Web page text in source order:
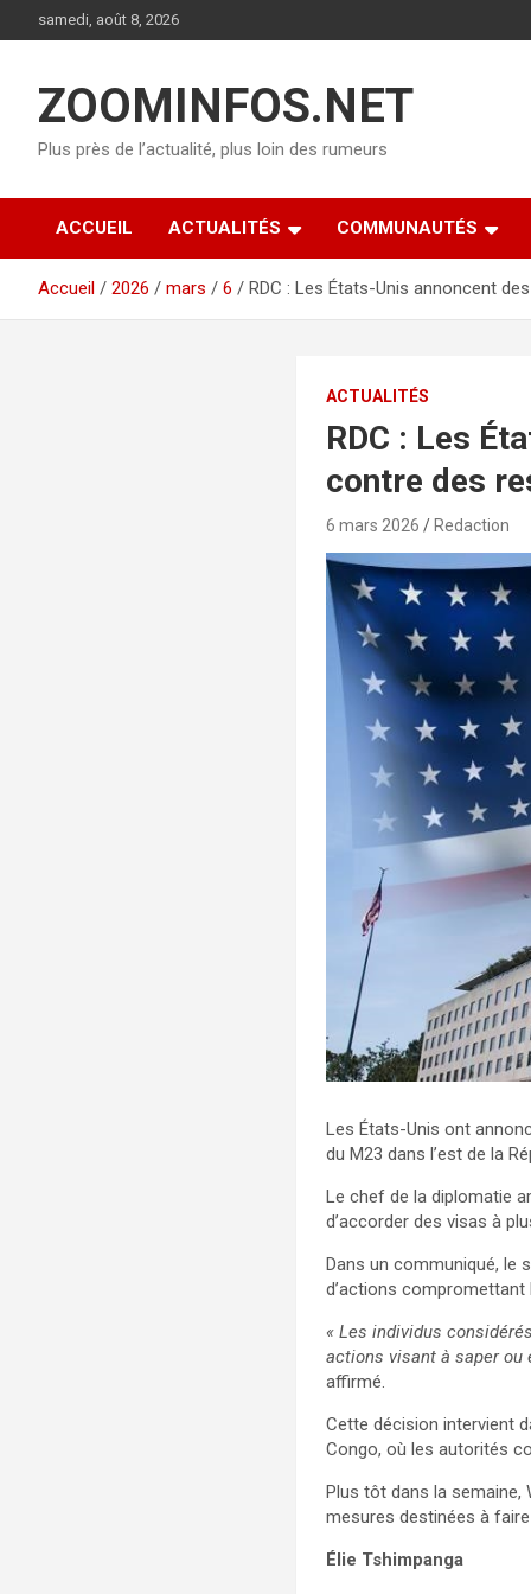
au
samedi, août 8, 2026
ZOOMINFOS.NET
Plus près de l’actualité, plus loin des rumeurs
ACCUEIL ACTUALITÉS COMMUNAUTÉS
Accueil 2026 mars 6 RDC : Les États-Unis annoncent
ACTUALITÉS
RDC : Les
contre des
6 mars 2026 Redaction
Les États-Unis ont
du M23 dans l’est de la
Le chef de la diplomatie
d’accorder des visas à
Dans un communiqué, le
d’actions
« Les individus
actions visant à saper ou
affirmé.
Cette décision intervient
Congo, où les autorités
Plus tôt dans la semaine,
mesures destinées à
Élie Tshimpanga